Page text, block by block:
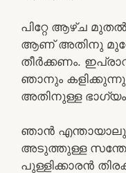
പിറ്റേ ആഴ്ച
ആണ് അതിനു
തീർക്കണം.
ഞാനും
അതിനുള്ള ഭാഗ്യം
ഞാൻ എന്തായാലും
അടുത്തുള്ള
പുള്ളിക്കാരൻ